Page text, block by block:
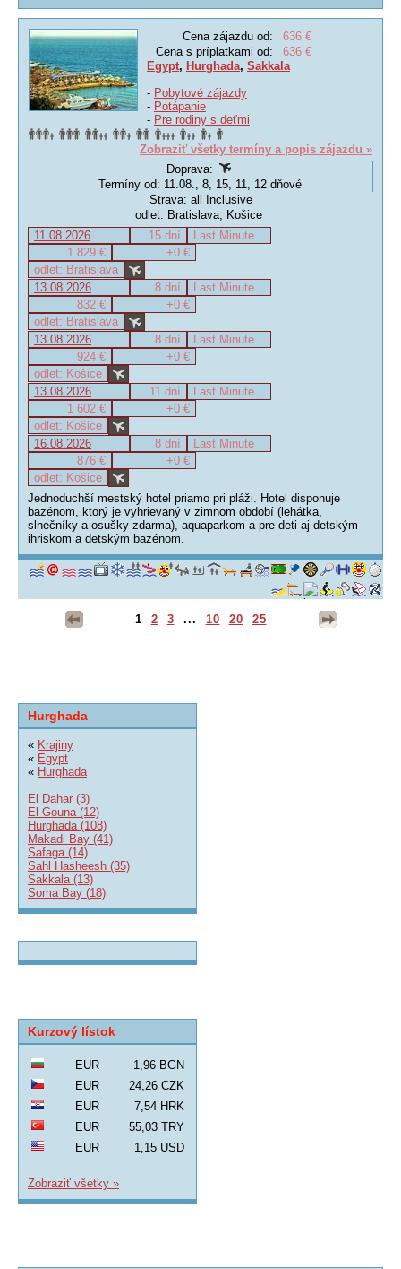
Cena zájazdu od:
636 €
Cena s príplatkami od:
636 €
Egypt, Hurghada, Sakkala
- Pobytové zájazdy
- Potápanie
- Pre rodiny s deťmi
Zobraziť všetky termíny a popis zájazdu »
Doprava:
Termíny od: 11.08., 8, 15, 11, 12 dňové
Strava: all Inclusive
odlet: Bratislava, Košice
11.08.2026
15 dní
Last Minute
1 829 €
+0 €
odlet: Bratislava
13.08.2026
8 dní
Last Minute
832 €
+0 €
odlet: Bratislava
13.08.2026
8 dní
Last Minute
924 €
+0 €
odlet: Košice
13.08.2026
11 dní
Last Minute
1 602 €
+0 €
odlet: Košice
16.08.2026
8 dní
Last Minute
876 €
+0 €
odlet: Košice
Jednoduchší mestský hotel priamo pri pláži. Hotel disponuje
bazénom, ktorý je vyhrievaný v zimnom období (lehátka,
slnečníky a osušky zdarma), aquaparkom a pre deti aj detským
ihriskom a detským bazénom.
1 2 3 ... 10 20 25
Hurghada
« Krajiny
« Egypt
« Hurghada
El Dahar (3)
El Gouna (12)
Hurghada (108)
Makadi Bay (41)
Safaga (14)
Sahl Hasheesh (35)
Sakkala (13)
Soma Bay (18)
Kurzový lístok
EUR
1,96 BGN
EUR
24,26 CZK
EUR
7,54 HRK
EUR
55,03 TRY
EUR
1,15 USD
Zobraziť všetky »